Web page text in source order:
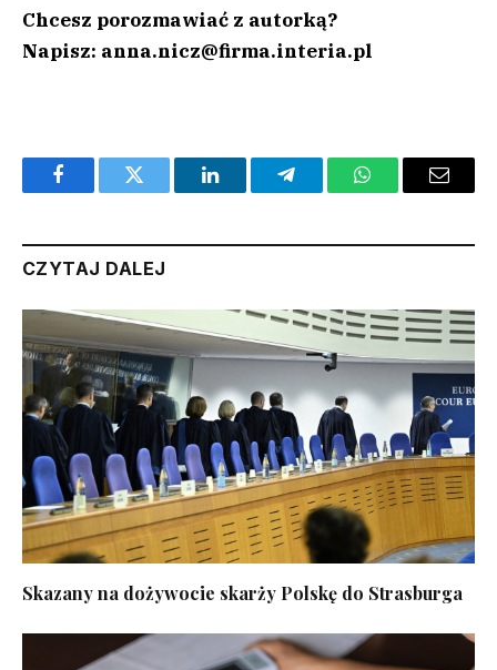
Chcesz porozmawiać z autorką?
Napisz: anna.nicz@firma.interia.pl
FacebookTwitter LinkedInTelegramWhatsAppEmail
CZYTAJ DALEJ
Skazany na dożywocie skarży Polskę do Strasburga